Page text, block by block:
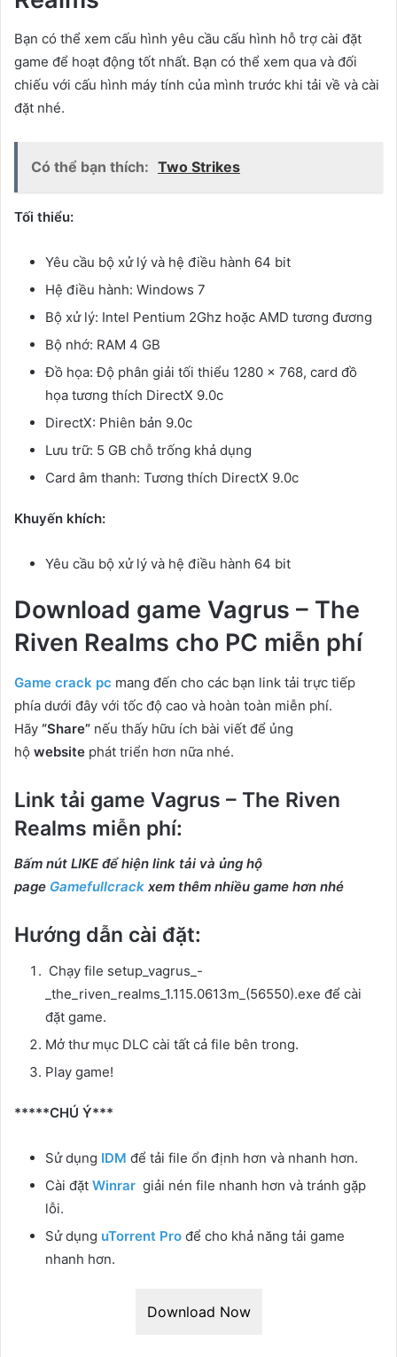
Bạn có thể xem cấu hình yêu cầu cấu hình hỗ trợ cài đặt
game để hoạt động tốt nhất. Bạn có thể xem qua và đối
chiếu với cấu hình máy tính của mình trước khi tải về và cài
đặt nhé.
Có thể bạn thích: Two Strikes
Tối thiểu:
Yêu cầu bộ xử lý và hệ điều hành 64 bit
Hệ điều hành: Windows 7
Bộ xử lý: Intel Pentium 2Ghz hoặc AMD tương đương
Bộ nhớ: RAM 4 GB
Đồ họa: Độ phân giải tối thiểu 1280 × 768, card đồ
họa tương thích DirectX 9.0c
DirectX: Phiên bản 9.0c
Lưu trữ: 5 GB chỗ trống khả dụng
Card âm thanh: Tương thích DirectX 9.0c
Khuyến khích:
Yêu cầu bộ xử lý và hệ điều hành 64 bit
Download game Vagrus – The
Riven Realms cho PC miễn phí
Game crack pc mang đến cho các bạn link tải trực tiếp
phía dưới đây với tốc độ cao và hoàn toàn miễn phí.
Hãy “Share” nếu thấy hữu ích bài viết để ủng
hộ website phát triển hơn nữa nhé.
Link tải game Vagrus – The Riven
Realms miễn phí:
Bấm nút LIKE để hiện link tải và ủng hộ
page Gamefullcrack xem thêm nhiều game hơn nhé
Hướng dẫn cài đặt:
Chạy file setup_vagrus_-
_the_riven_realms_1.115.0613m_(56550).exe để cài
đặt game.
Mở thư mục DLC cài tất cả file bên trong.
Play game!
*****CHÚ Ý***
Sử dụng IDM để tải file ổn định hơn và nhanh hơn.
Cài đặt Winrar giải nén file nhanh hơn và tránh gặp
lỗi.
Sử dụng uTorrent Pro để cho khả năng tải game
nhanh hơn.
Download Now